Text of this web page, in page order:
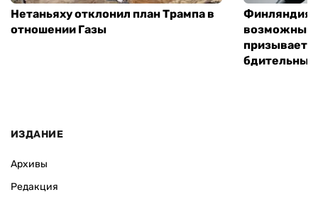
Нетаньяху отклонил план Трампа в
отношении Газы
Финляндия
возможным
призывает
ИЗДАНИЕ
Архивы
Редакция